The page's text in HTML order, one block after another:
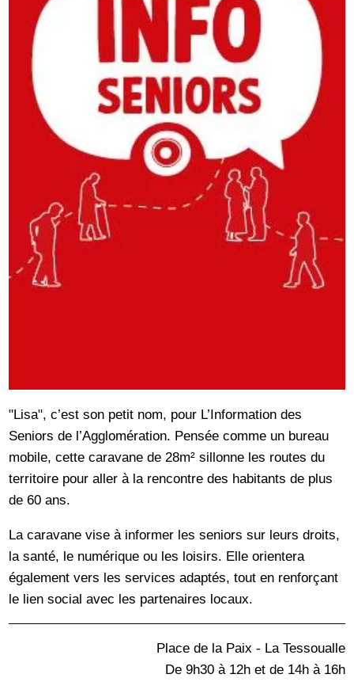
"Lisa", c’est son petit nom, pour L’Information des
Seniors de l’Agglomération. Pensée comme un bureau
mobile, cette caravane de 28m² sillonne les routes du
territoire pour aller à la rencontre des habitants de plus
de 60 ans.
La caravane vise à informer les seniors sur leurs droits,
la santé, le numérique ou les loisirs. Elle orientera
également vers les services adaptés, tout en renforçant
le lien social avec les partenaires locaux.
Place de la Paix - La Tessoualle
De 9h30 à 12h et de 14h à 16h